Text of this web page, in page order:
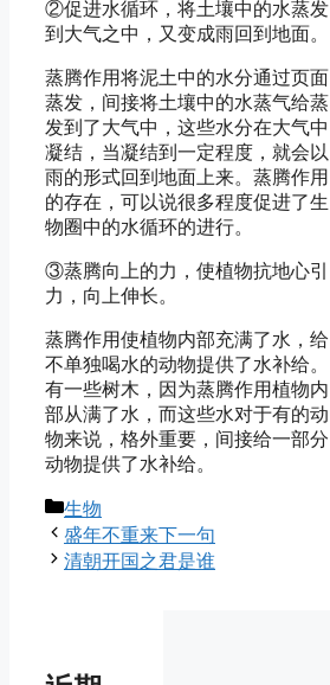
②促进水循环，将土壤中的水蒸发
到大气之中，又变成雨回到地面。
蒸腾作用将泥土中的水分通过页面
蒸发，间接将土壤中的水蒸气给蒸
发到了大气中，这些水分在大气中
凝结，当凝结到一定程度，就会以
雨的形式回到地面上来。蒸腾作用
的存在，可以说很多程度促进了生
物圈中的水循环的进行。
③蒸腾向上的力，使植物抗地心引
力，向上伸长。
蒸腾作用使植物内部充满了水，给
不单独喝水的动物提供了水补给。
有一些树木，因为蒸腾作用植物内
部从满了水，而这些水对于有的动
物来说，格外重要，间接给一部分
动物提供了水补给。
分
类
生物
盛年不重来下一句
清朝开国之君是谁